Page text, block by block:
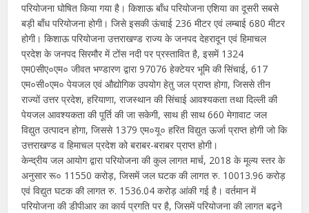
परियोजना घोषित किया गया है। किशाऊ बाँध परियोजना एशिया का दूसरी सबसे
बड़ी बाँध परियोजना होगी। जिसे इसकी ऊंचाई 236 मीटर एवं लम्बाई 680 मीटर
होगी। किशाऊ परियोजना उत्तराखण्ड राज्य के जनपद देहरादून एवं हिमाचल
प्रदेश के जनपद सिरमौर में टोंस नदी पर प्रस्तावित है, इसमें 1324
एम0सीए०एम० जीवत भण्डारण द्वारा 97076 हेक्टेयर भूमि की सिंचाई, 617
एम०सी०एम० पेयजल एवं औद्योगिक उपयोग हेतु जल प्राप्त होगा, जिससे तीन
राज्यों उत्तर प्रदेश, हरियाणा, राजस्थान की सिंचाई आवश्यकता तथा दिल्ली की
पेयजल आवश्यकता की पूर्ति की जा सकेगी, साथ ही साथ 660 मेगावाट जल
विद्युत उत्पादन होगा, जिससे 1379 एम०यू० हरित विद्युत ऊर्जा प्राप्त होगी जो कि
उत्तराखण्ड व हिमाचल प्रदेश को बराबर-बराबर प्राप्त होगी।
केन्द्रीय जल आयोग द्वारा परियोजना की कुल लागत मार्च, 2018 के मूल्य स्तर के
अनुसार रू० 11550 करोड़, जिसमें जल घटक की लागत रु. 10013.96 करोड़
एवं विद्युत घटक की लागत रु. 1536.04 करोड़ आंकी गई है। वर्तमान में
परियोजना की डीपीआर का कार्य प्रगति पर है, जिसमें परियोजना की लागत बढ़ने